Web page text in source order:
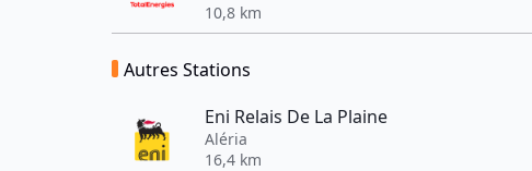
10,8 km
Autres Stations
Eni Relais De La Plaine
Aléria
16,4 km